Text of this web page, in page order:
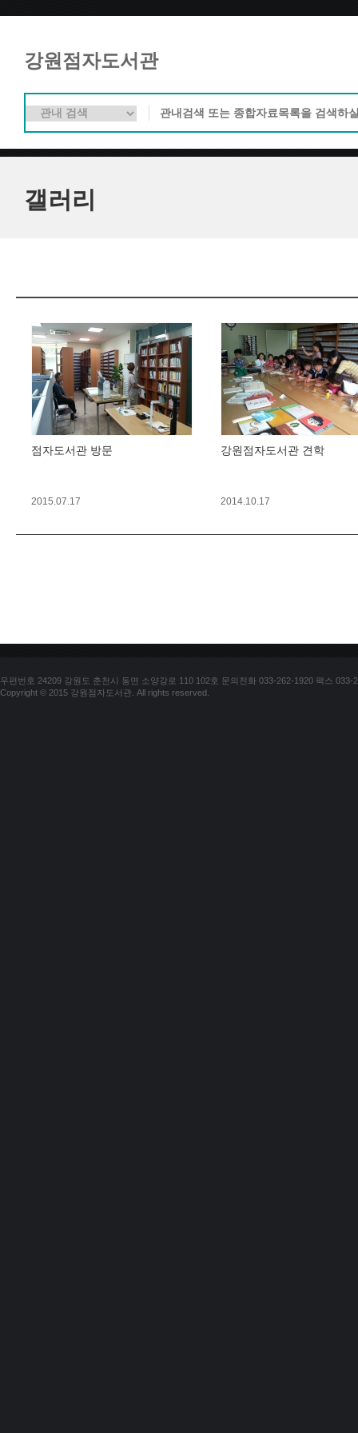
강원점자도서관
갤러리
점자도서관 방문
2015.07.17
강원점자도서관 견학
2014.10.17
우편번호 24209 강원도 춘천시 동면 소양강로 110 102호 문의전화 033-262-1920 팩스 033-
Copyright © 2015 강원점자도서관. All rights reserved.